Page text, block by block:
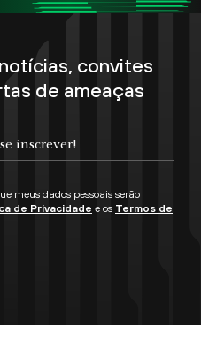
convites
de ameaças
meus dados pessoais serão
de Privacidade e os Termos de